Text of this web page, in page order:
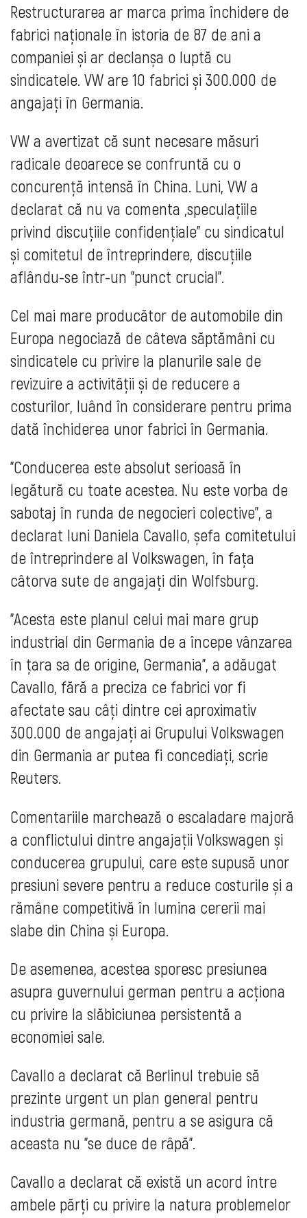
Restructurarea ar marca prima închidere de
fabrici naționale în istoria de 87 de ani a
companiei și ar declanșa o luptă cu
sindicatele. VW are 10 fabrici și 300.000 de
angajați în Germania.
VW a avertizat că sunt necesare măsuri
radicale deoarece se confruntă cu o
concurență intensă în China. Luni, VW a
declarat că nu va comenta „speculațiile
privind discuțiile confidențiale” cu sindicatul
și comitetul de întreprindere, discuțiile
aflându-se într-un "punct crucial".
Cel mai mare producător de automobile din
Europa negociază de câteva săptămâni cu
sindicatele cu privire la planurile sale de
revizuire a activității și de reducere a
costurilor, luând în considerare pentru prima
dată închiderea unor fabrici în Germania.
"Conducerea este absolut serioasă în
legătură cu toate acestea. Nu este vorba de
sabotaj în runda de negocieri colective", a
declarat luni Daniela Cavallo, șefa comitetului
de întreprindere al Volkswagen, în fața
câtorva sute de angajați din Wolfsburg.
"Acesta este planul celui mai mare grup
industrial din Germania de a începe vânzarea
în țara sa de origine, Germania", a adăugat
Cavallo, fără a preciza ce fabrici vor fi
afectate sau câți dintre cei aproximativ
300.000 de angajați ai Grupului Volkswagen
din Germania ar putea fi concediați, scrie
Reuters.
Comentariile marchează o escaladare majoră
a conflictului dintre angajații Volkswagen și
conducerea grupului, care este supusă unor
presiuni severe pentru a reduce costurile și a
rămâne competitivă în lumina cererii mai
slabe din China și Europa.
De asemenea, acestea sporesc presiunea
asupra guvernului german pentru a acționa
cu privire la slăbiciunea persistentă a
economiei sale.
Cavallo a declarat că Berlinul trebuie să
prezinte urgent un plan general pentru
industria germană, pentru a se asigura că
aceasta nu "se duce de râpă".
Cavallo a declarat că există un acord între
ambele părți cu privire la natura problemelor